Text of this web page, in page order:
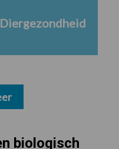
Diergezondheid
biologisch